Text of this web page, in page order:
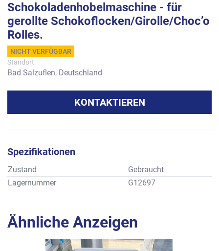
Schokoladenhobelmaschine - für
gerollte Schokoflocken/Girolle/Choc’o
Rolles.
NICHT VERFÜGBAR
Standort:
Bad Salzuflen, Deutschland
KONTAKTIEREN
Spezifikationen
Zustand
Gebraucht
Lagernummer
G12697
Ähnliche Anzeigen